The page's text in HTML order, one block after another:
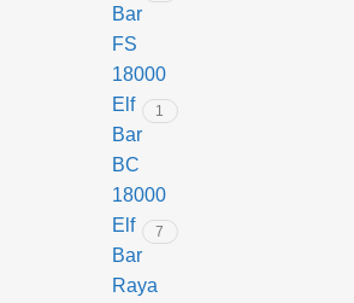
Bar
FS
18000
Elf
Bar
BC
18000
1
Elf
Bar
Raya
7